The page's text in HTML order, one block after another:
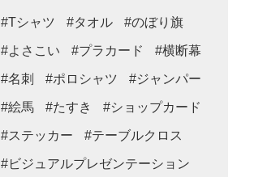
#Tシャツ #タオル #のぼり旗
#よさこい #プラカード #横断幕
#名刺 #ポロシャツ #ジャンパー
#絵馬 #たすき #ショップカード
#ステッカー #テーブルクロス
#ビジュアルプレゼンテーション